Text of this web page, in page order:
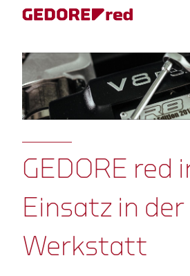
GEDORE red
Einsatz in
Werkstatt